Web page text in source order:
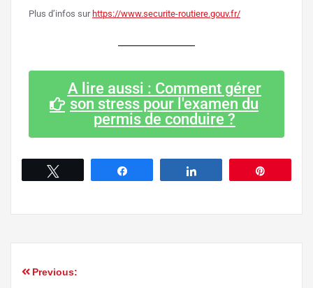
Plus d’infos surhttps://www.securite-routiere.gouv.fr/
A lire aussi : Comment gérer
son stress pour l'examen du
permis de conduire ?
Previous: